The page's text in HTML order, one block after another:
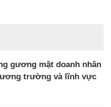
gương mặt doanh nhân
trường và lĩnh vực